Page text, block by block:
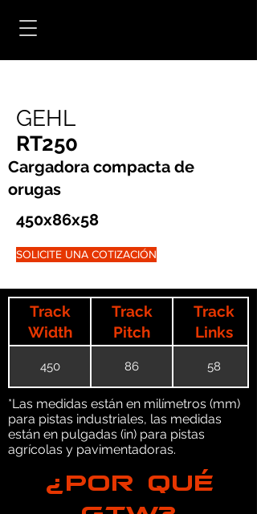
GEHL
RT250
Cargadora compacta de
orugas
450x86x58
SOLICITE UNA COTIZACIÓN
Track
Width
Track
Pitch
Track
Links
450 86 58
*Las medidas están en milímetros (mm)
para pistas industriales, las medidas
están en pulgadas (in) para pistas
agrícolas y pavimentadoras.
¿POR QUÉ
GTW?